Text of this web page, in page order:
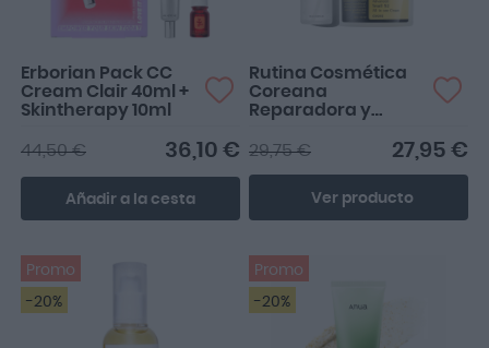
Erborian Pack CC
Cream Clair 40ml +
Skintherapy 10ml
36,10 €
44,50 €
Añadir a la cesta
Rutina Cosmética
Coreana
Reparadora y
27,95 €
29,75 €
Ver producto
Promo
-20%
Promo
-20%